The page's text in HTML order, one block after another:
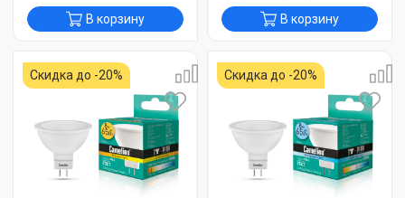
В корзину В корзину
Скидка до -20% Скидка до -20%